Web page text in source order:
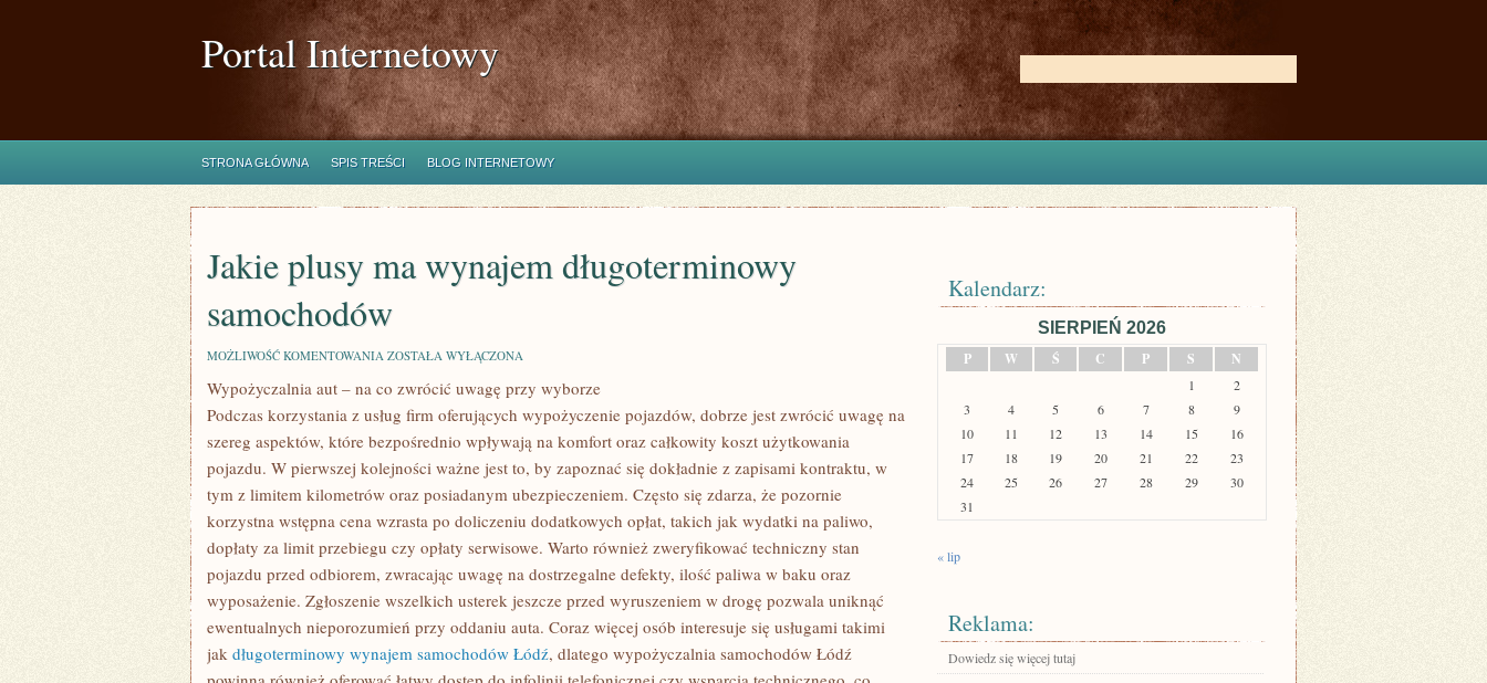
Portal Internetowy
STRONA GŁÓWNA SPIS TREŚCI BLOG INTERNETOWY
Jakie plusy ma wynajem długoterminowy
samochodów
MOŻLIWOŚĆ KOMENTOWANIA JAKIE
MA
DŁUGOTERMINOWY
SAMOCHODÓW
ZOSTAŁA WYŁĄCZONA
Wypożyczalnia aut – na co zwrócić uwagę przy wyborze
Podczas korzystania z usług firm oferujących wypożyczenie pojazdów, dobrze jest zwrócić uwagę na
szereg aspektów, które bezpośrednio wpływają na komfort oraz całkowity koszt użytkowania
pojazdu. W pierwszej kolejności ważne jest to, by zapoznać się dokładnie z zapisami kontraktu, w
tym z limitem kilometrów oraz posiadanym ubezpieczeniem. Często się zdarza, że pozornie
korzystna wstępna cena wzrasta po doliczeniu dodatkowych opłat, takich jak wydatki na paliwo,
dopłaty za limit przebiegu czy opłaty serwisowe. Warto również zweryfikować techniczny stan
pojazdu przed odbiorem, zwracając uwagę na dostrzegalne defekty, ilość paliwa w baku oraz
wyposażenie. Zgłoszenie wszelkich usterek jeszcze przed wyruszeniem w drogę pozwala uniknąć
ewentualnych nieporozumień przy oddaniu auta. Coraz więcej osób interesuje się usługami takimi
jak długoterminowy wynajem samochodów Łódź, dlatego wypożyczalnia samochodów Łódź
Kalendarz:
SIERPIEŃ 2026
P
W Ś C P S N
1
2
3
4 5 6 7 8
9
10
11 12 13 14 15
16
17
18 19 20 21 22
23
24
25 26 27 28 29
30
31
« lip
Reklama:
Dowiedz się więcej tutaj